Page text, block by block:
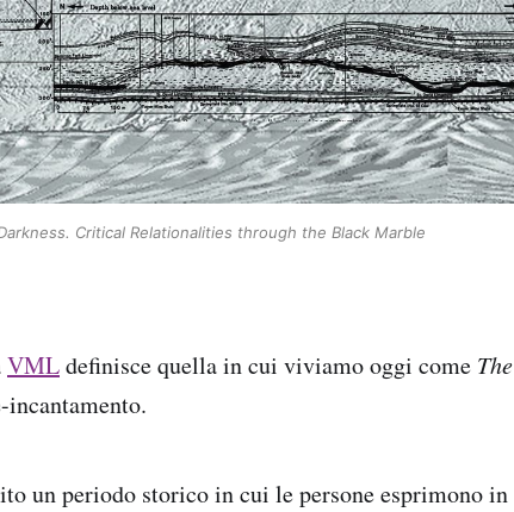
Critical Relationalities through the Black Marble
VMLdefinisce quella in cui viviamo oggi come The
incantamento.
un periodo storico in cui le persone esprimono in